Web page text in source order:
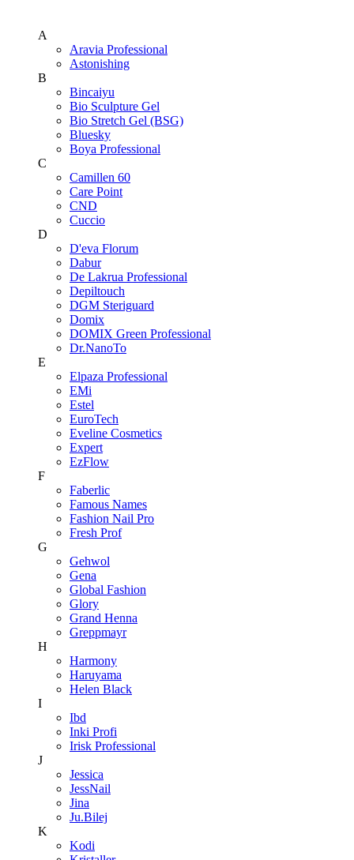
A
Aravia Professional
Astonishing
B
Bincaiyu
Bio Sculpture Gel
Bio Stretch Gel (BSG)
Bluesky
Boya Professional
C
Camillen 60
Care Point
CND
Cuccio
D
D'eva Florum
Dabur
De Lakrua Professional
Depiltouch
DGM Steriguard
Domix
DOMIX Green Professional
Dr.NanoTo
E
Elpaza Professional
EMi
Estel
EuroTech
Eveline Cosmetics
Expert
EzFlow
F
Faberlic
Famous Names
Fashion Nail Pro
Fresh Prof
G
Gehwol
Gena
Global Fashion
Glory
Grand Henna
Greppmayr
H
Harmony
Haruyama
Helen Black
I
Ibd
Inki Profi
Irisk Professional
J
Jessica
JessNail
Jina
Ju.Bilej
K
Kodi